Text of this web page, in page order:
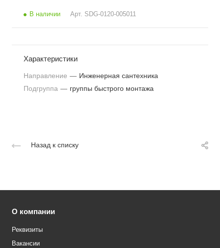
В наличии Арт. SDG-0120-005011
Характеристики
Направление — Инженерная сантехника
Подгруппа — группы быстрого монтажа
Назад к списку
О компании
Реквизиты
Вакансии